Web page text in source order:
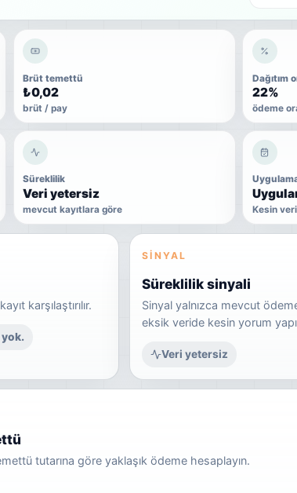
Brüt temettü
₺0,02
brüt / pay
Dağıtım
22%
ödeme
Süreklilik
Veri yetersiz
mevcut kayıtlara göre Kesin veri
karşılaştırılır.
yok.
SINYAL
Süreklilik sinyali
Sinyal yalnızca mevcut
eksik veride kesin yorum
Veri yetersiz
tutarına göre yaklaşık ödeme hesaplayın.